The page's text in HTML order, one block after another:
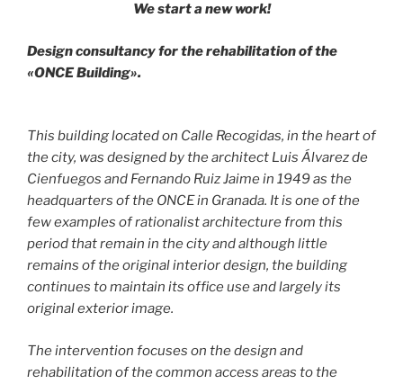
We start a new work!
Design consultancy for the rehabilitation of the
«ONCE Building».
This building located on Calle Recogidas, in the heart of
the city, was designed by the architect Luis Álvarez de
Cienfuegos and Fernando Ruiz Jaime in 1949 as the
headquarters of the ONCE in Granada. It is one of the
few examples of rationalist architecture from this
period that remain in the city and although little
remains of the original interior design, the building
continues to maintain its office use and largely its
original exterior image.
The intervention focuses on the design and
rehabilitation of the common access areas to the